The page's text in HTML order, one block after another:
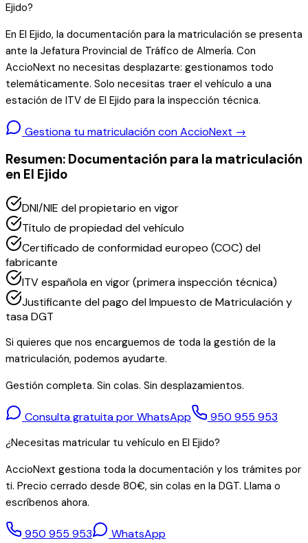
Ejido?
En El Ejido, la documentación para la matriculación se presenta
ante la Jefatura Provincial de Tráfico de Almería. Con
AccioNext no necesitas desplazarte: gestionamos todo
telemáticamente. Solo necesitas traer el vehículo a una
estación de ITV de El Ejido para la inspección técnica.
Gestiona tu matriculación con AccioNext →
Resumen: Documentación para la matriculación
en El Ejido
DNI/NIE del propietario en vigor
Título de propiedad del vehículo
Certificado de conformidad europeo (COC) del
fabricante
ITV española en vigor (primera inspección técnica)
Justificante del pago del Impuesto de Matriculación y
tasa DGT
Si quieres que nos encarguemos de toda la gestión de la
matriculación, podemos ayudarte.
Gestión completa. Sin colas. Sin desplazamientos.
Consulta gratuita por WhatsApp 950 955 953
¿Necesitas matricular tu vehículo en El Ejido?
AccioNext gestiona toda la documentación y los trámites por
ti. Precio cerrado desde 80€, sin colas en la DGT. Llama o
escríbenos ahora.
950 955 953 WhatsApp